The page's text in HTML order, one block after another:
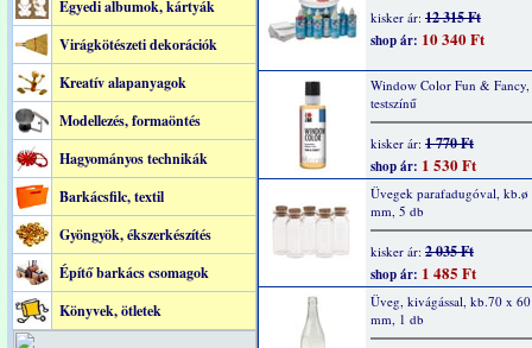
Egyedi albumok, kártyák
Virágkötészeti dekorációk
Kreatív alapanyagok
Modellezés, formaöntés
Hagyományos technikák
Barkácsfilc, textil
Gyöngyök, ékszerkészítés
Építő barkács csomagok
Könyvek, ötletek
kisker ár: 12 315 Ft
shop ár: 10 340 Ft
Window Color Fun &
testszínű
kisker ár: 1 770 Ft
shop ár: 1 530 Ft
Üvegek parafadugóval,
mm, 5 db
kisker ár: 2 035 Ft
shop ár: 1 485 Ft
Üveg, kivágással, kb.70 x
mm, 1 db